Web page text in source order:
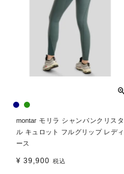
montar モリラ シャンパンクリスタ
ル キュロット フルグリップ レディ
ース
¥ 39,900 税込